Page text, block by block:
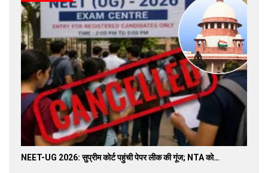
NEET-UG 2026: सुप्रीम कोर्ट पहुंची पेपर लीक की गूंज; NTA को…